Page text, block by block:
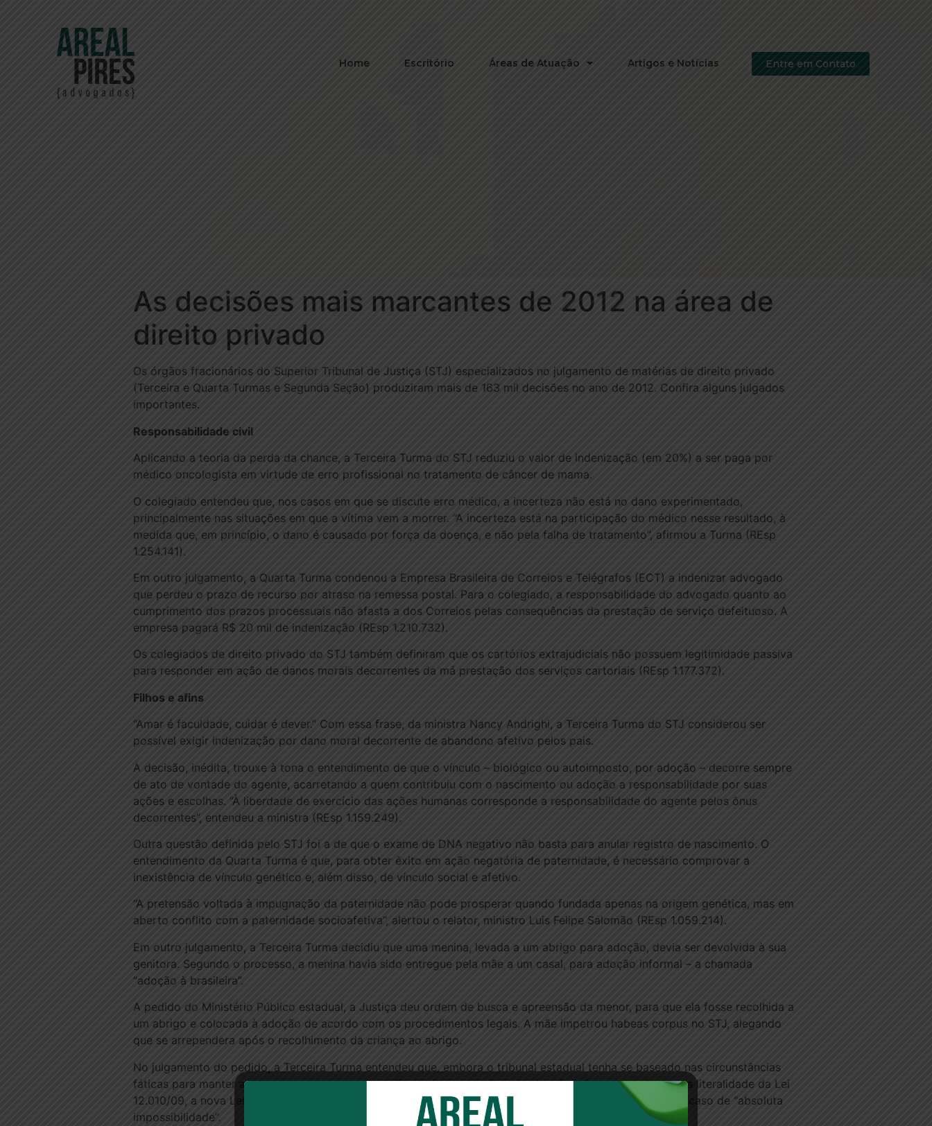
Home Escritório Áreas de Atuação Artigos e Notícias Entre em Contato
As decisões mais marcantes de 2012 na área de
direito privado
Os órgãos fracionários do Superior Tribunal de Justiça (STJ) especializados no julgamento de matérias de direito privado
(Terceira e Quarta Turmas e Segunda Seção) produziram mais de 163 mil decisões no ano de 2012. Confira alguns julgados
importantes.
Responsabilidade civil
Aplicando a teoria da perda da chance, a Terceira Turma do STJ reduziu o valor de indenização (em 20%) a ser paga por
médico oncologista em virtude de erro profissional no tratamento de câncer de mama.
O colegiado entendeu que, nos casos em que se discute erro médico, a incerteza não está no dano experimentado,
principalmente nas situações em que a vítima vem a morrer. “A incerteza está na participação do médico nesse resultado, à
medida que, em princípio, o dano é causado por força da doença, e não pela falha de tratamento”, afirmou a Turma (REsp
1.254.141).
Em outro julgamento, a Quarta Turma condenou a Empresa Brasileira de Correios e Telégrafos (ECT) a indenizar advogado
que perdeu o prazo de recurso por atraso na remessa postal. Para o colegiado, a responsabilidade do advogado quanto ao
cumprimento dos prazos processuais não afasta a dos Correios pelas consequências da prestação de serviço defeituoso. A
empresa pagará R$ 20 mil de indenização (REsp 1.210.732).
Os colegiados de direito privado do STJ também definiram que os cartórios extrajudiciais não possuem legitimidade passiva
para responder em ação de danos morais decorrentes da má prestação dos serviços cartoriais (REsp 1.177.372).
Filhos e afins
“Amar é faculdade, cuidar é dever.” Com essa frase, da ministra Nancy Andrighi, a Terceira Turma do STJ considerou ser
possível exigir indenização por dano moral decorrente de abandono afetivo pelos pais.
A decisão, inédita, trouxe à tona o entendimento de que o vínculo – biológico ou autoimposto, por adoção – decorre sempre
de ato de vontade do agente, acarretando a quem contribuiu com o nascimento ou adoção a responsabilidade por suas
ações e escolhas. “À liberdade de exercício das ações humanas corresponde a responsabilidade do agente pelos ônus
decorrentes”, entendeu a ministra (REsp 1.159.249).
Outra questão definida pelo STJ foi a de que o exame de DNA negativo não basta para anular registro de nascimento. O
entendimento da Quarta Turma é que, para obter êxito em ação negatória de paternidade, é necessário comprovar a
inexistência de vínculo genético e, além disso, de vínculo social e afetivo.
“A pretensão voltada à impugnação da paternidade não pode prosperar quando fundada apenas na origem genética, mas em
aberto conflito com a paternidade socioafetiva”, alertou o relator, ministro Luis Felipe Salomão (REsp 1.059.214).
Em outro julgamento, a Terceira Turma decidiu que uma menina, levada a um abrigo para adoção, devia ser devolvida à sua
genitora. Segundo o processo, a menina havia sido entregue pela mãe a um casal, para adoção informal – a chamada
“adoção à brasileira”.
A pedido do Ministério Público estadual, a Justiça deu ordem de busca e apreensão da menor, para que ela fosse recolhida a
um abrigo e colocada à adoção de acordo com os procedimentos legais. A mãe impetrou habeas corpus no STJ, alegando
que se arrependera após o recolhimento da criança ao abrigo.
No julgamento do pedido, a Terceira Turma entendeu que, embora o tribunal estadual tenha se baseado nas circunstâncias
fáticas para manter a criança em abrigo, mesmo diante do arrependimento da mãe, não se pode ignorar a literalidade da Lei
12.010/09, a nova Lei de Adoção. O texto diz que a criança só não deve ficar com sua família natural em caso de “absoluta
impossibilidade”.